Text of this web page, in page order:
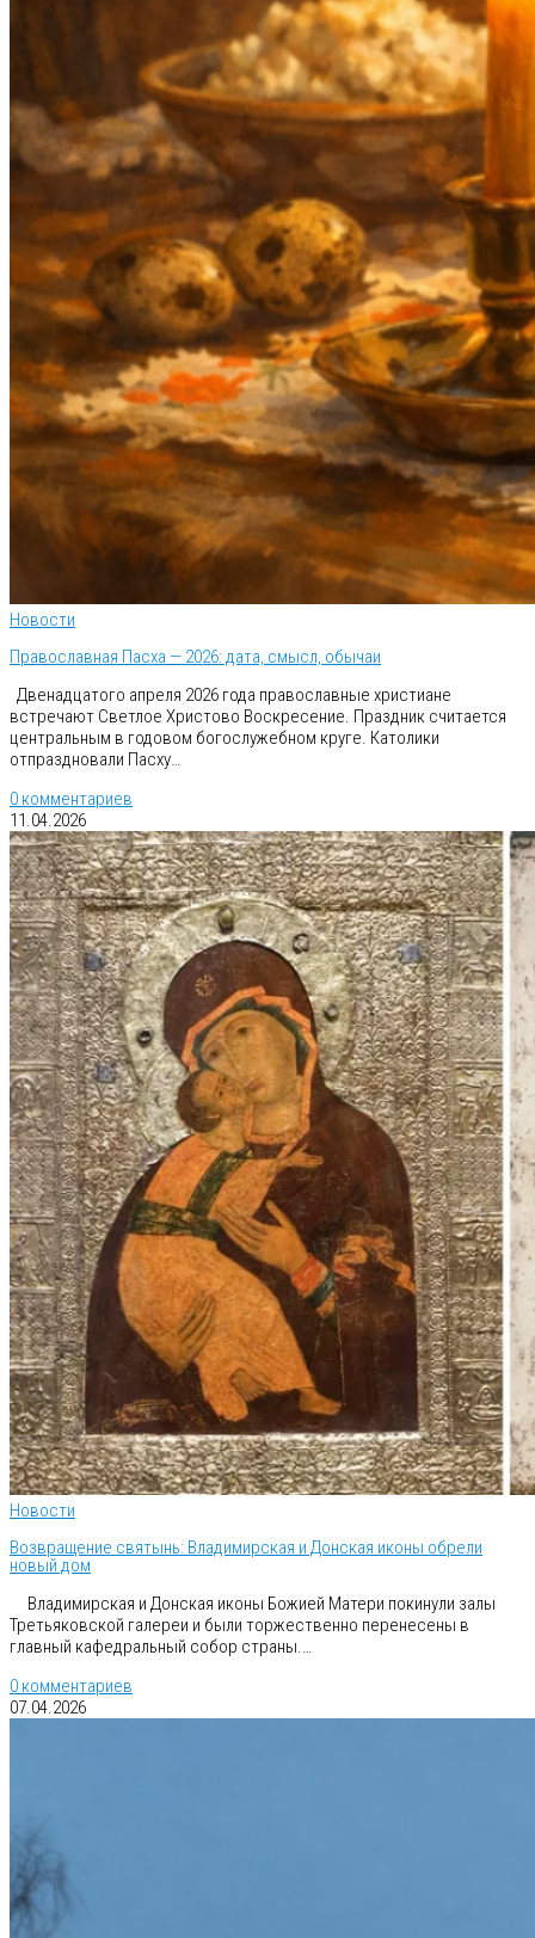
Новости
Православная Пасха — 2026: дата, смысл, обычаи
Двенадцатого апреля 2026 года православные христиане
встречают Светлое Христово Воскресение. Праздник считается
центральным в годовом богослужебном круге. Католики
отпраздновали Пасху…
0 комментариев
11.04.2026
Новости
Возвращение святынь: Владимирская и Донская иконы обрели
новый дом
Владимирская и Донская иконы Божией Матери покинули залы
Третьяковской галереи и были торжественно перенесены в
главный кафедральный собор страны.…
0 комментариев
07.04.2026